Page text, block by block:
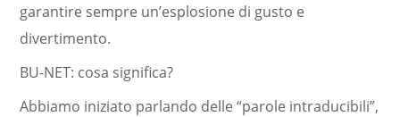
garantire sempre un’esplosione di gusto e
divertimento.
BU-NET: cosa significa?
Abbiamo iniziato parlando delle “parole intraducibili”,